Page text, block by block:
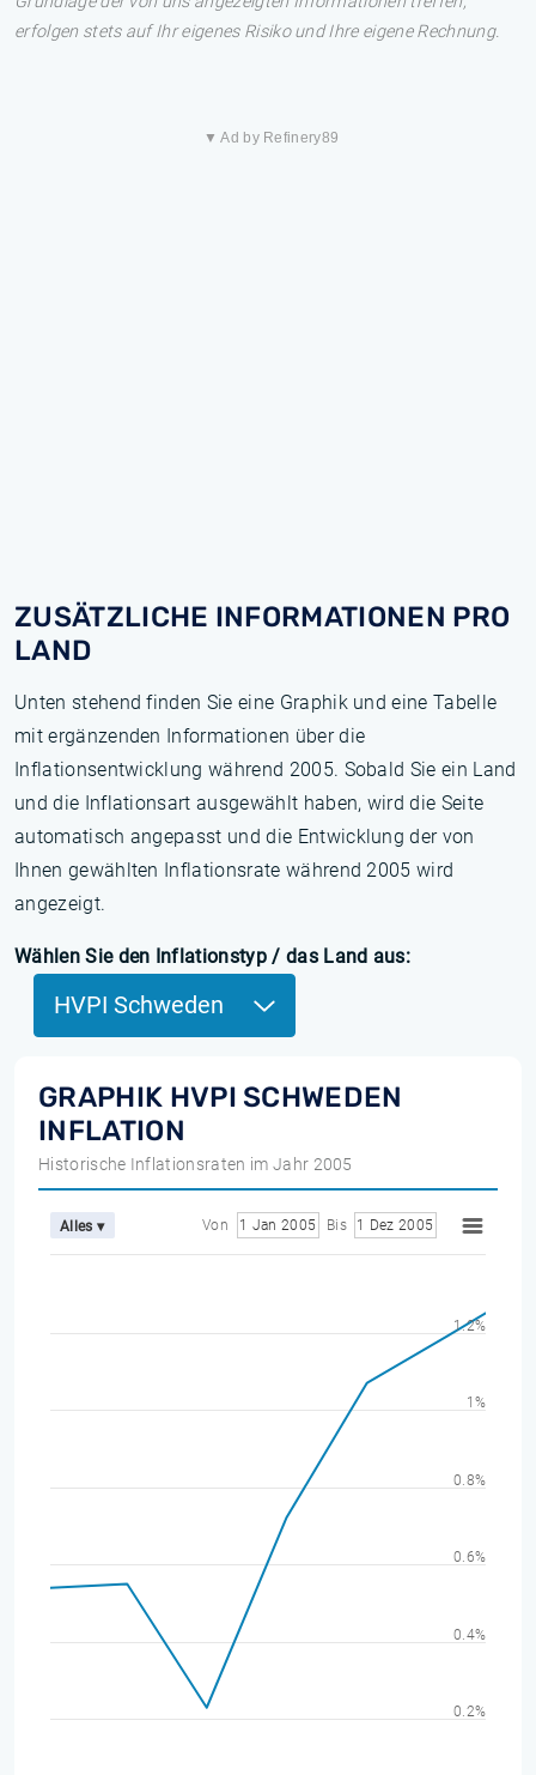
erfolgen stets auf Ihr eigenes Risiko und Ihre eigene Rechnung.
▼ Ad by Refinery89
ZUSÄTZLICHE INFORMATIONEN PRO
LAND
Unten stehend finden Sie eine Graphik und eine Tabelle
mit ergänzenden Informationen über die
Inflationsentwicklung während 2005. Sobald Sie ein Land
und die Inflationsart ausgewählt haben, wird die Seite
automatisch angepasst und die Entwicklung der von
Ihnen gewählten Inflationsrate während 2005 wird
angezeigt.
Wählen Sie den Inflationstyp / das Land aus:
HVPI Schweden
GRAPHIK HVPI SCHWEDEN
INFLATION
Historische Inflationsraten im Jahr 2005
Alles ▾ Von 1 Jan 2005 Bis 1 Dez 2005
0.2%
0.4%
0.6%
0.8%
1%
1.2%